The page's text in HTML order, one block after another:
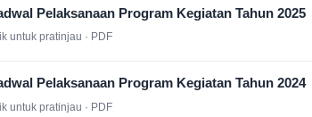
Pelaksanaan Program Kegiatan Tahun 2025
untuk pratinjau · PDF
Pelaksanaan Program Kegiatan Tahun 2024
untuk pratinjau · PDF